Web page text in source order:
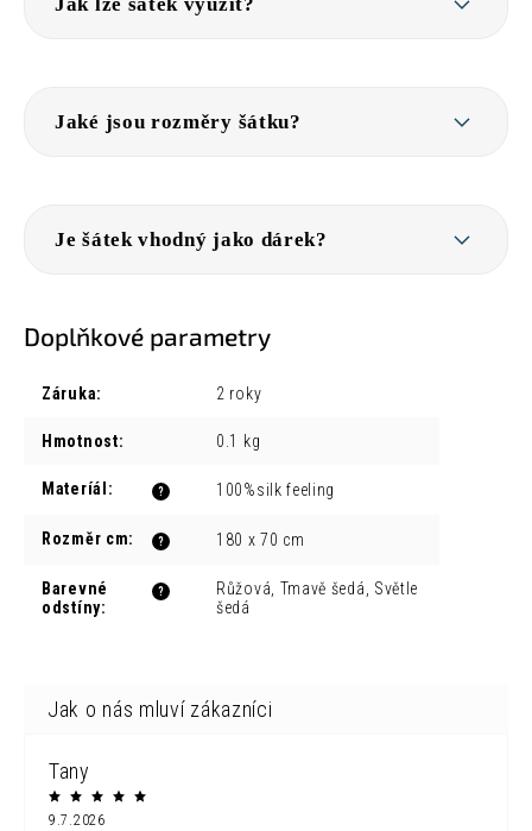
Jaké jsou rozměry šátku?
Je šátek vhodný jako dárek?
Doplňkové parametry
Záruka: 2 roky
Hmotnost: 0.1 kg
?
Materíál : 100%silk feeling
?
Rozměr cm: 180 x 70 cm
?
Barevné
odstíny:
Růžová, Tmavě šedá, Světle
šedá
Tany
9.7.2026